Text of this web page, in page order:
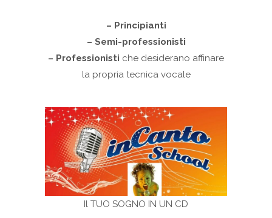
– Principianti
– Semi-professionisti
– Professionisti che desiderano affinare
la propria tecnica vocale
Il TUO SOGNO IN UN CD